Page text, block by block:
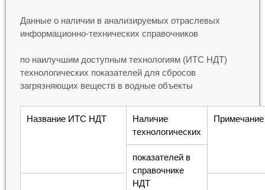
Данные о наличии в анализируемых отраслевых
информационно-технических справочников
по наилучшим доступным технологиям (ИТС НДТ)
технологических показателей для сбросов
загрязняющих веществ в водные объекты
Название ИТС НДТ
Наличие
технологических
Примечание
показателей в
справочнике
НДТ